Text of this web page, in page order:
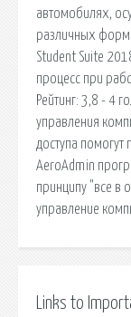
автомобилях,
различных
Student Suite
процесс при
Рейтинг: 3,8 - 4
управления
доступа помогут
AeroAdmin
принципу "все в
управление
Links to